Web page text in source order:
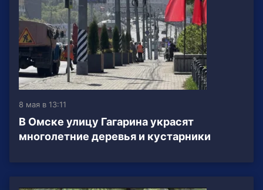
8 мая в 13:11
В Омске улицу Гагарина украсят
многолетние деревья и кустарники